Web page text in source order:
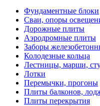
Фундаментные блоки
Сваи, опоры
Дорожные плиты
Аэродромные плиты
Заборы
Колодезные кольца
Лестницы, марши,
Лотки
Перемычки, прогоны
Плиты балконов,
Плиты перекрытия